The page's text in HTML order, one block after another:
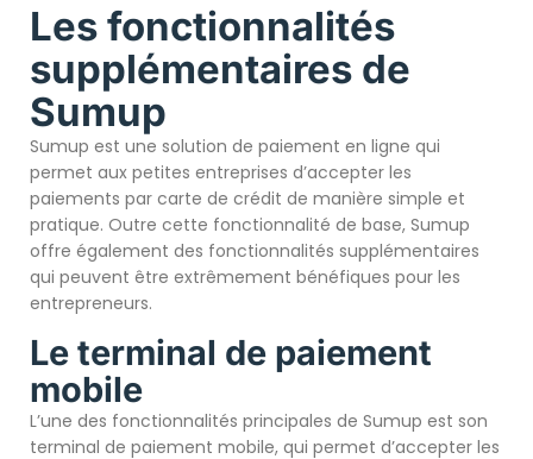
Les fonctionnalités
supplémentaires de
Sumup
Sumup est une solution de paiement en ligne qui
permet aux petites entreprises d’accepter les
paiements par carte de crédit de manière simple et
pratique. Outre cette fonctionnalité de base, Sumup
offre également des fonctionnalités supplémentaires
qui peuvent être extrêmement bénéfiques pour les
entrepreneurs.
Le terminal de paiement
mobile
L’une des fonctionnalités principales de Sumup est son
terminal de paiement mobile, qui permet d’accepter les